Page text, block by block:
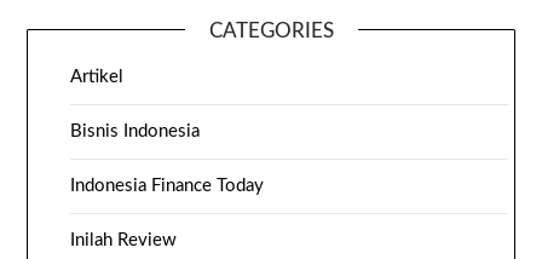
CATEGORIES
Artikel
Bisnis Indonesia
Indonesia Finance Today
Inilah Review